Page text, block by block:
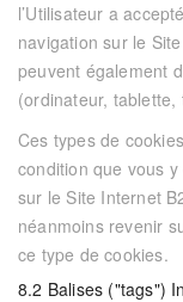
l’Utilisateur a
navigation sur le
peuvent également
(ordinateur,
Ces types de
condition que vous
sur le Site Internet
néanmoins revenir
ce type de cookies.
8.2 Balises ("tags")